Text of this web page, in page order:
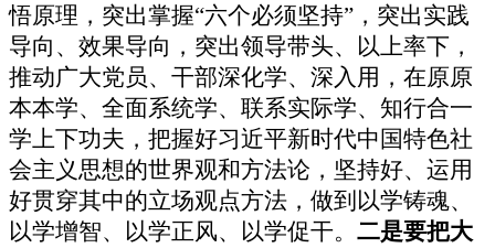
悟原理，突出掌握“六个必须坚持”，突出实践
导向、效果导向，突出领导带头、以上率下，
推动广大党员、干部深化学、深入用，在原原
本本学、全面系统学、联系实际学、知行合一
学上下功夫，把握好习近平新时代中国特色社
会主义思想的世界观和方法论，坚持好、运用
好贯穿其中的立场观点方法，做到以学铸魂、
以学增智、以学正风、以学促干。 二是要把大